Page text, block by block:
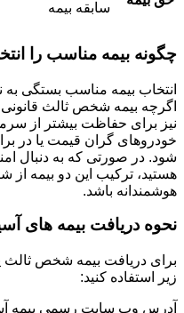
سابقه بیمه
چگونه بیمه مناسب را
انتخاب بیمه مناسب بستگی
اگرچه بیمه شخص ثالث قانونی
نیز برای حفاظت بیشتر از
خودروهای گران قیمت یا در
شود. در صورتی که به دنبال
هستید، ترکیب این دو بیمه از
هوشمندانه باشد.
نحوه دریافت بیمه های
برای دریافت بیمه شخص ثالث
زیر استفاده کنید:
آدرس وب سایت رسمی بیمه